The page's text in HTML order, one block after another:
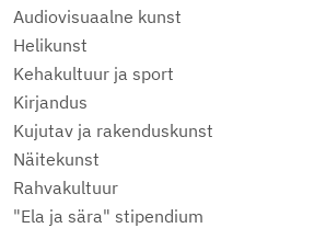
Audiovisuaalne kunst
Helikunst
Kehakultuur ja sport
Kirjandus
Kujutav ja rakenduskunst
Näitekunst
Rahvakultuur
"Ela ja sära" stipendium